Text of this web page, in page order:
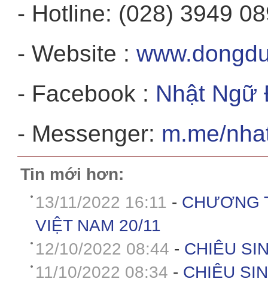
- Hotline: (028) 3949
- Website :
- Facebook : Nhật Ngữ
- Messenger: m.me/
Tin mới hơn:
13/11/2022 16:11 - CHƯƠNG
VIỆT NAM 20/11
12/10/2022 08:44 - CHIÊU
11/10/2022 08:34 - CHIÊU